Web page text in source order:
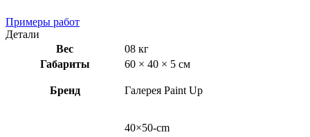
Примеры работ
Детали
Вес
08 кг
Габариты
60 × 40 × 5 см
Бренд Галерея Paint Up
40×50-cm